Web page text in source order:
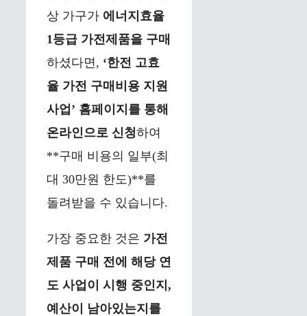
상 가구가 에너지효율
1등급 가전제품을 구매
하셨다면, ‘한전 고효
율 가전 구매비용 지원
사업’ 홈페이지를 통해
온라인으로 신청하여
**구매 비용의 일부(최
대 30만원 한도)**를
돌려받을 수 있습니다.
가장 중요한 것은 가전
제품 구매 전에 해당 연
도 사업이 시행 중인지,
예산이 남아있는지를